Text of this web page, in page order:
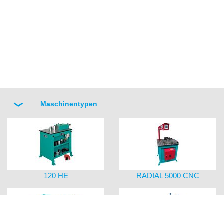
Maschinentypen
120 HE RADIAL 5000 CNC